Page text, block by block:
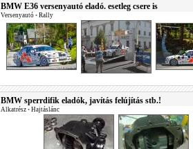
BMW E36 versenyautó eladó. esetleg csere is
Versenyautó • Rally
BMW sperrdifik eladók, javítás felújítás stb.!
Alkatrész • Hajtáslánc